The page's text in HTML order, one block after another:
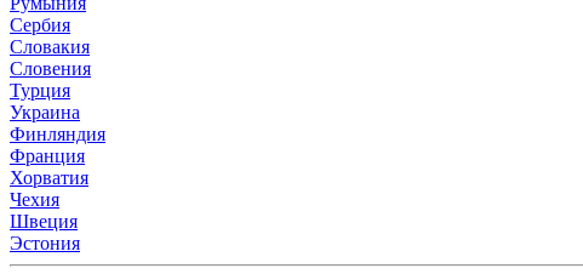
Сербия
Словакия
Словения
Турция
Украина
Финляндия
Франция
Хорватия
Чехия
Швеция
Эстония